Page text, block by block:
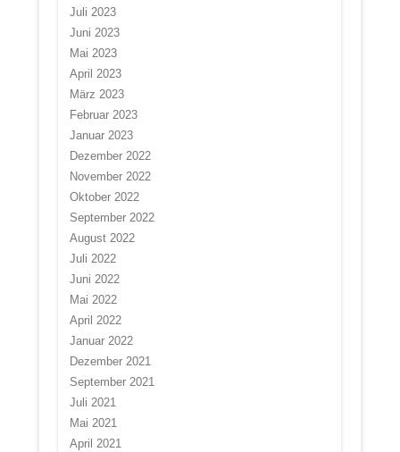
Juli 2023
Juni 2023
Mai 2023
April 2023
März 2023
Februar 2023
Januar 2023
Dezember 2022
November 2022
Oktober 2022
September 2022
August 2022
Juli 2022
Juni 2022
Mai 2022
April 2022
Januar 2022
Dezember 2021
September 2021
Juli 2021
Mai 2021
April 2021